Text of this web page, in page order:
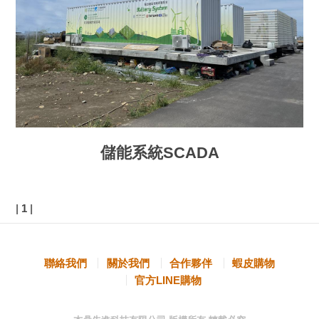
儲能系統SCADA
1
聯絡我們 關於我們 合作夥伴
蝦皮購物
官方LINE購物